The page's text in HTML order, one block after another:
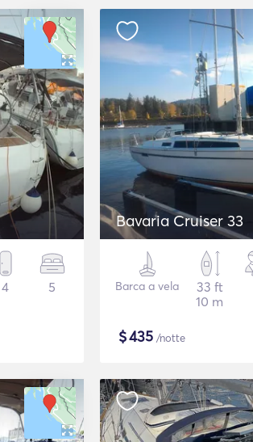
4 5
Bavaria Cruiser 33
Barca a vela
33 ft
10 m
$435 /notte